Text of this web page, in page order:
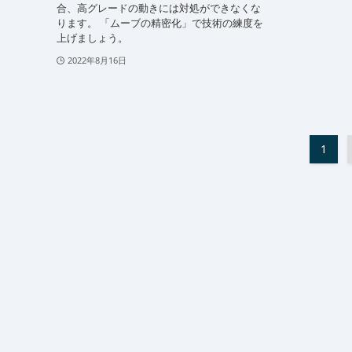
合、高グレードの動きには対処ができなくな
ります。 「ムーブの精密化」で技術の練度を
上げましょう。
2022年8月16日
1